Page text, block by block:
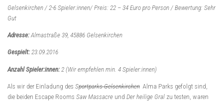
Gelsenkirchen / 2-6 Spieler:innen/ Preis: 22 – 34 Euro pro Person / Bewertung: Sehr
Gut
Adresse:Almastraße 39, 45886 Gelsenkirchen
Gespielt: 23.09.2016
Anzahl Spieler:innen: 2 (Wir empfehlen min. 4 Spieler:innen)
Als wir der Einladung des Sportparks Gelsenkirchen Alma Parks gefolgt sind,
die beiden Escape Rooms Saw Massacre und Der heilige Gral zu testen, waren